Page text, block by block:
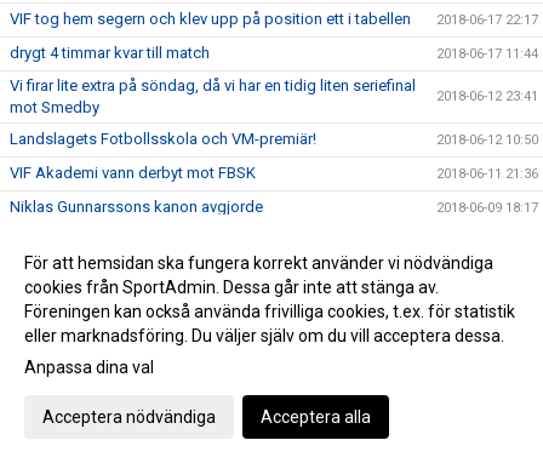
VIF tog hem segern och klev upp på position ett i tabellen 2018-06-17 22:17
drygt 4 timmar kvar till match 2018-06-17 11:44
Vi firar lite extra på söndag, då vi har en tidig liten seriefinal
mot Smedby
2018-06-12 23:41
Landslagets Fotbollsskola och VM-premiär! 2018-06-12 10:50
VIF Akademi vann derbyt mot FBSK 2018-06-11 21:36
Niklas Gunnarssons kanon avgjorde 2018-06-09 18:17
J18 slog Högsby borta med 0-6 2018-06-06 21:02
Alicia Strand har fått sin dom. 2018-06-05 22:46
Nässjö avgjorde i förlängningen 2018-05-30 22:13
Sista veckan med FotbollsAkademi
Herr hade inga problem med Grebo
För att hemsidan ska fungera korrekt använder vi nödvändiga
cookies från SportAdmin. Dessa går inte att stänga av.
Föreningen kan också använda frivilliga cookies, t.ex. för statistik
eller marknadsföring. Du väljer själv om du vill acceptera dessa.
Anpassa dina val
Acceptera nödvändiga Acceptera alla